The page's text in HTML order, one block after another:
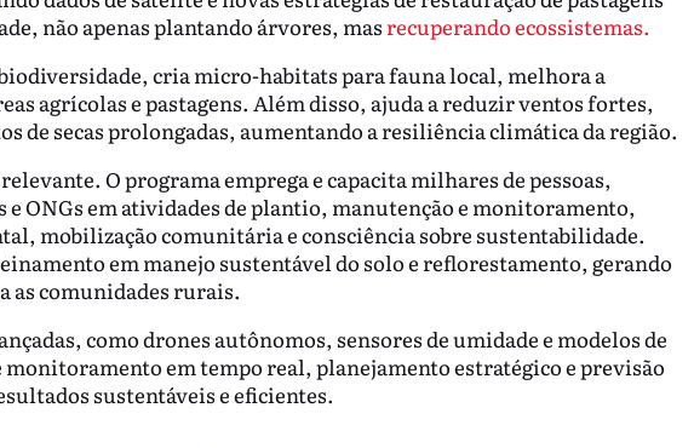
não apenas plantando árvores, mas recuperando ecossistemas.
cria micro-habitats para fauna local, melhora a
agrícolas e pastagens. Além disso, ajuda a reduzir ventos fortes,
de secas prolongadas, aumentando a resiliência climática da região.
O programa emprega e capacita milhares de pessoas,
e ONGs em atividades de plantio, manutenção e monitoramento,
mobilização comunitária e consciência sobre sustentabilidade.
em manejo sustentável do solo e reflorestamento, gerando
as comunidades rurais.
como drones autônomos, sensores de umidade e modelos de
em tempo real, planejamento estratégico e previsão
sustentáveis e eficientes.